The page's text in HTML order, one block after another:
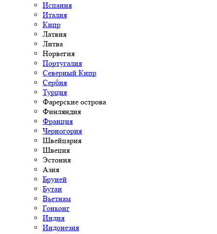
Испания
Италия
Кипр
Латвия
Литва
Норвегия
Португалия
Северный Кипр
Сербия
Турция
Фарерские острова
Финляндия
Франция
Черногория
Швейцария
Швеция
Эстония
Азия
Бруней
Бутан
Вьетнам
Гонконг
Индия
Индонезия